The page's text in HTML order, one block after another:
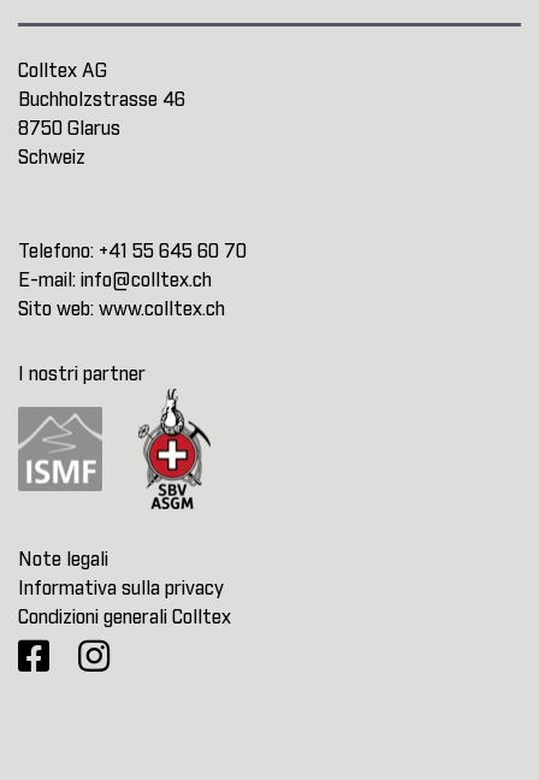
Colltex AG
Buchholzstrasse 46
8750 Glarus
Schweiz
Telefono: +41 55 645 60 70
E-mail: info@colltex.ch
Sito web: www.colltex.ch
I nostri partner
Note legali
Informativa sulla privacy
Condizioni generali Colltex